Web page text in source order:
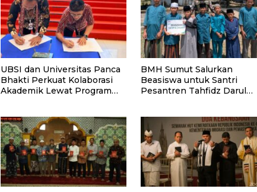
UBSI dan Universitas Panca
Bhakti Perkuat Kolaborasi
Akademik Lewat Program
BMH Sumut Salurkan
Beasiswa untuk Santri
Pesantren Tahfidz Darul